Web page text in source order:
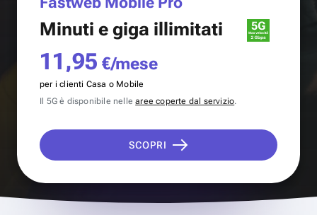
Minuti e giga illimitati
11,95 €/mese
per i clienti Casa o Mobile
Il 5G è disponibile nellearee coperte dal servizio.
SCOPRI